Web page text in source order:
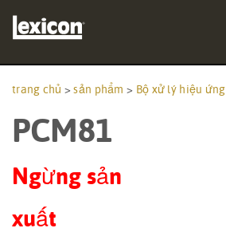
sản phẩm
nơi mua
Nghiên cứu trường hợp
đào tạo
trang chủ >sản phẩm > Bộ xử lý hiệu ứng
PCM81
Ngừng sản
xuất